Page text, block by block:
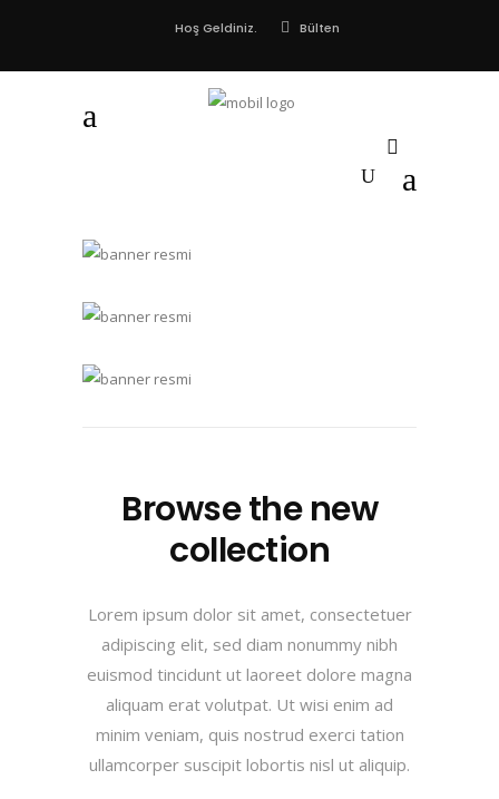
Hoş Geldiniz. Bülten
Browse the new
collection
Lorem ipsum dolor sit amet, consectetuer
adipiscing elit, sed diam nonummy nibh
euismod tincidunt ut laoreet dolore magna
aliquam erat volutpat. Ut wisi enim ad
minim veniam, quis nostrud exerci tation
ullamcorper suscipit lobortis nisl ut aliquip.